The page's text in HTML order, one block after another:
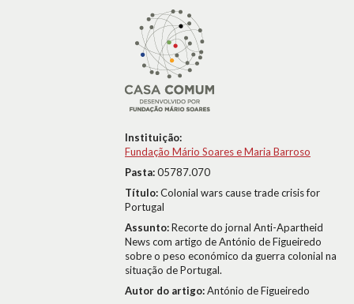
Instituição:
Fundação Mário Soares e Maria Barroso
Pasta:05787.070
Título:Colonial wars cause trade crisis for
Portugal
Assunto:Recorte do jornal Anti-Apartheid
News com artigo de António de Figueiredo
sobre o peso económico da guerra colonial na
situação de Portugal.
Autor do artigo:António de Figueiredo